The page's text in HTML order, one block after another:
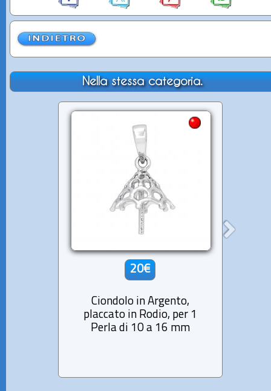
Nella stessa categoria.
20€
Ciondolo in Argento,
placcato in Rodio, per 1
Perla di 10 a 16 mm